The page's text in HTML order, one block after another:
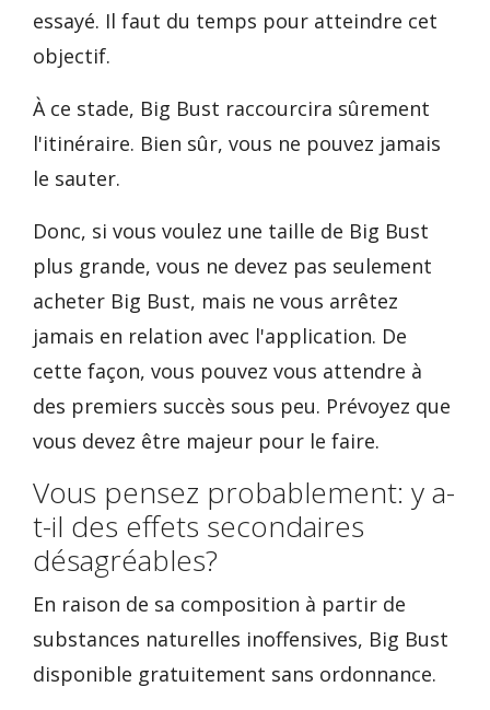
essayé. Il faut du temps pour atteindre cet
objectif.
À ce stade, Big Bust raccourcira sûrement
l'itinéraire. Bien sûr, vous ne pouvez jamais
le sauter.
Donc, si vous voulez une taille de Big Bust
plus grande, vous ne devez pas seulement
acheter Big Bust, mais ne vous arrêtez
jamais en relation avec l'application. De
cette façon, vous pouvez vous attendre à
des premiers succès sous peu. Prévoyez que
vous devez être majeur pour le faire.
Vous pensez probablement: y a-
t-il des effets secondaires
désagréables?
En raison de sa composition à partir de
substances naturelles inoffensives, Big Bust
disponible gratuitement sans ordonnance.